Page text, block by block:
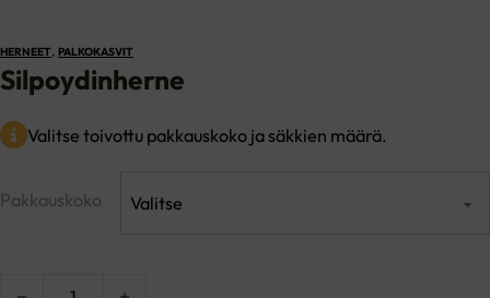
HERNEET, PALKOKASVIT
Silpoydinherne
Valitse toivottu pakkauskoko ja säkkien määrä.
Pakkauskoko